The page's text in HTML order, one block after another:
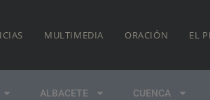
MULTIMEDIA ORACIÓN EL
ALBACETE CUENCA